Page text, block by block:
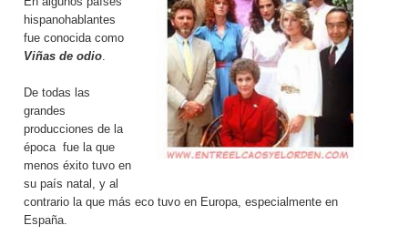
hispanohablantes
fue conocida como
Viñas de odio.
De todas las
grandes
producciones de la
época fue la que
menos éxito tuvo en
su país natal, y al
contrario la que más eco tuvo en Europa, especialmente en
España.